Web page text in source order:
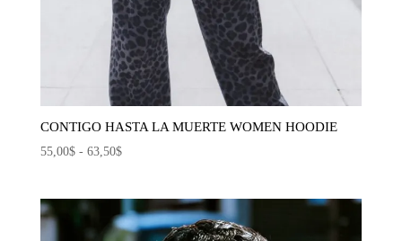
CONTIGO HASTA LA MUERTE WOMEN HOODIE
55,00$ - 63,50$Rango
desde
55,00$